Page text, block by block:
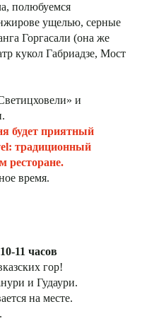
полюбуемся
ущелью, серные
Горгасали (она же
кукол Габриадзе, Мост
и
будет приятный
традиционный
ресторане.
время.
11 часов
гор!
и Гудаури.
на месте.